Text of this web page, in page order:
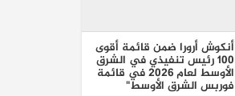
أنكوش أرورا ضمن قائمة أقوى
100 رئيس تنفيذي في الشرق
الأوسط لعام 2026 في قائمة
فوربس الشرق الأوسط"